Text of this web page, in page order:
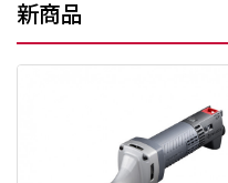
新商品